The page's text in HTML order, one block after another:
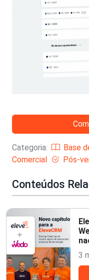
Categoria: Base
Comercial
Pós-
Conteúdos
3